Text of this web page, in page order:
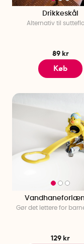
Drikkeskål
Alternativ til
89 kr
Køb
Gør det lettere for
129 kr